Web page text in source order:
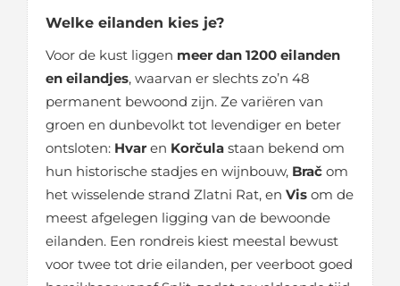
Welke eilanden kies je?
Voor de kust liggen meer dan 1200 eilanden
en eilandjes, waarvan er slechts zo’n 48
permanent bewoond zijn. Ze variëren van
groen en dunbevolkt tot levendiger en beter
ontsloten: Hvar en Korčula staan bekend om
hun historische stadjes en wijnbouw, Brač om
het wisselende strand Zlatni Rat, en Vis om de
meest afgelegen ligging van de bewoonde
eilanden. Een rondreis kiest meestal bewust
voor twee tot drie eilanden, per veerboot goed